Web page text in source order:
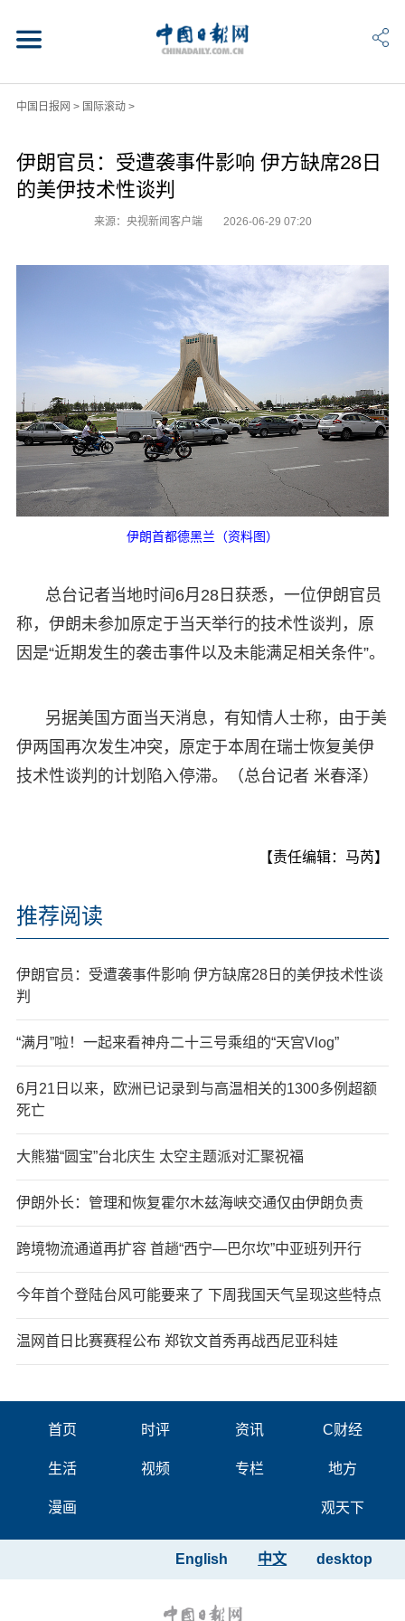
中国日报网 > 国际滚动>
伊朗官员：受遭袭事件影响 伊方缺席28日
的美伊技术性谈判
来源：央视新闻客户端 2026-06-29 07:20
伊朗首都德黑兰（资料图）
总台记者当地时间6月28日获悉，一位伊朗官员
称，伊朗未参加原定于当天举行的技术性谈判，原
因是“近期发生的袭击事件以及未能满足相关条件”。
另据美国方面当天消息，有知情人士称，由于美
伊两国再次发生冲突，原定于本周在瑞士恢复美伊
技术性谈判的计划陷入停滞。（总台记者 米春泽）
【责任编辑：马芮】
推荐阅读
伊朗官员：受遭袭事件影响 伊方缺席28日的美伊技术性谈
判
“满月”啦！一起来看神舟二十三号乘组的“天宫Vlog”
6月21日以来，欧洲已记录到与高温相关的1300多例超额
死亡
大熊猫“圆宝”台北庆生 太空主题派对汇聚祝福
伊朗外长：管理和恢复霍尔木兹海峡交通仅由伊朗负责
跨境物流通道再扩容 首趟“西宁—巴尔坎”中亚班列开行
今年首个登陆台风可能要来了 下周我国天气呈现这些特点
温网首日比赛赛程公布 郑钦文首秀再战西尼亚科娃
首页 时评 资讯 C财经
生活 视频 专栏 地方
漫画 观天下
desktop
中文
English